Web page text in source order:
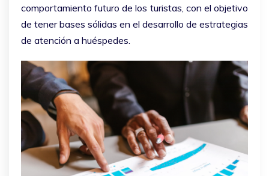
comportamiento futuro de los turistas, con el objetivo
de tener bases sólidas en el desarrollo de estrategias
de atención a huéspedes.